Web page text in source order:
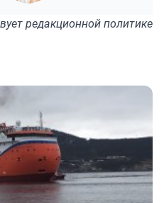
редакционной политике